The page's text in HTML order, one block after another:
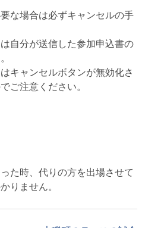
な場合は必ずキャンセルの手
自分が送信した参加申込書の
キャンセルボタンが無効化さ
ご注意ください。
た時、代りの方を出場させて
りません。